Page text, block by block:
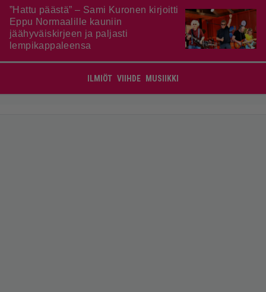
”Hattu päästä” – Sami Kuronen kirjoitti
Eppu Normaalille kauniin
jäähyväiskirjeen ja paljasti
lempikappaleensa
ILMIÖT VIIHDE MUSIIKKI